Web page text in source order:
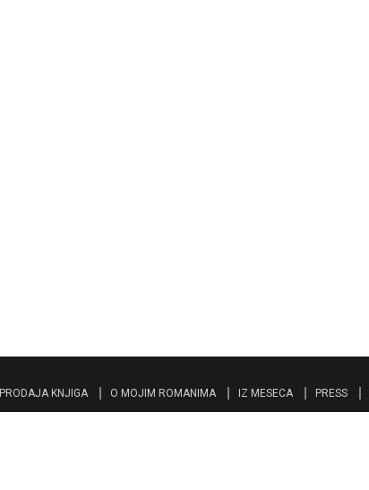
PRODAJA KNJIGA O MOJIM ROMANIMA IZ MESECA PRESS